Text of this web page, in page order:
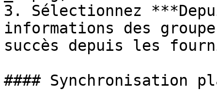
3. Sélectionnez
informations des
succès depuis les
#### Synchronisation